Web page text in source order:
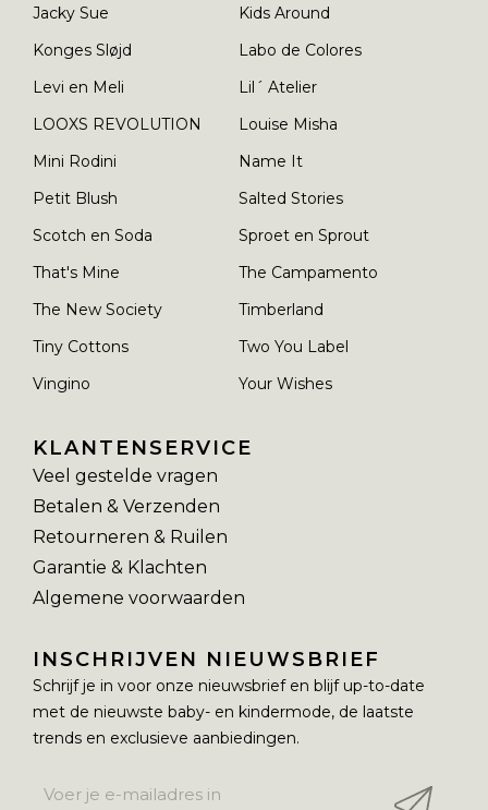
Jacky Sue
Kids Around
Konges Sløjd
Labo de Colores
Levi en Meli
Lil´ Atelier
LOOXS REVOLUTION
Louise Misha
Mini Rodini
Name It
Petit Blush
Salted Stories
Scotch en Soda
Sproet en Sprout
That's Mine
The Campamento
The New Society
Timberland
Tiny Cottons
Two You Label
Vingino
Your Wishes
KLANTENSERVICE
Veel gestelde vragen
Betalen & Verzenden
Retourneren & Ruilen
Garantie & Klachten
Algemene voorwaarden
INSCHRIJVEN NIEUWSBRIEF
Schrijf je in voor onze nieuwsbrief en blijf up-to-date
met de nieuwste baby- en kindermode, de laatste
trends en exclusieve aanbiedingen.